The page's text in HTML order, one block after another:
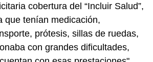
cobertura del “Incluir Salud”,
que tenían medicación,
prótesis, sillas de ruedas,
con grandes dificultades,